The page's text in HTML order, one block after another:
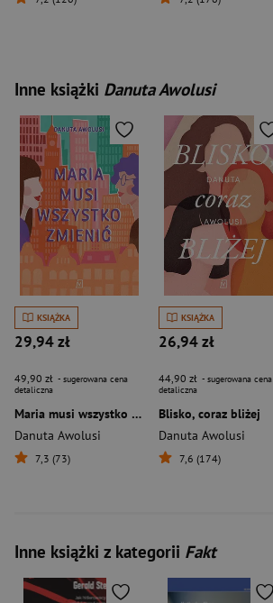
Inne książki Danuta Awolusi
KSIĄŻKA
29,94 zł
49,90 zł - sugerowana cena
detaliczna
Maria musi wszystko zmienić
Danuta Awolusi
7,3 (73)
KSIĄŻKA
26,94 zł
44,90 zł - sugerowana cena
detaliczna
Blisko, coraz bliżej
Danuta Awolusi
7,6 (174)
Inne książki z kategorii Fakt